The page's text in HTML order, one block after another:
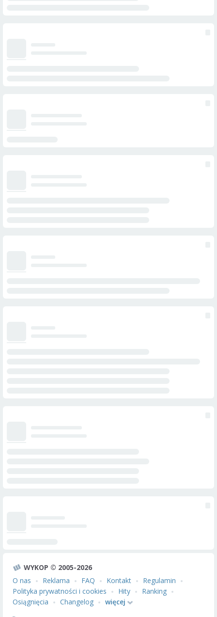
WYKOP © 2005-2026
O nas
Reklama FAQ Kontakt
Regulamin
Polityka prywatności i cookies
Hity
Ranking
Osiągnięcia
Changelog
więcej